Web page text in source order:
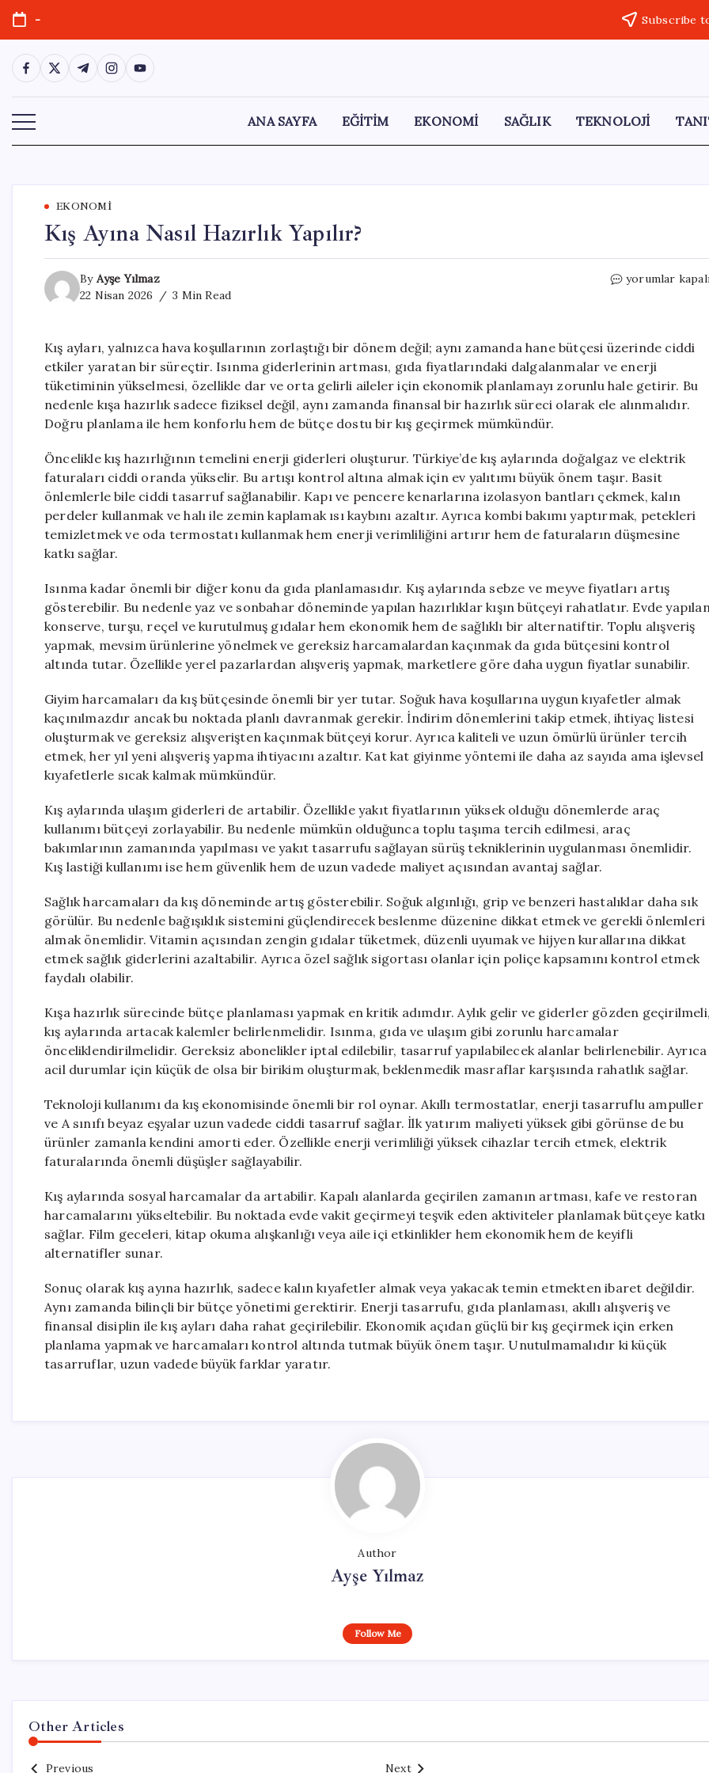
Skip
content
- Subscribe
https://www.facebook.com/
https://twitter.com/
https://t.me/
https://www.instagram.com/
https://youtube.com/
ANA SAYFA EĞİTİM EKONOMİ SAĞLIK TEKNOLOJİ
EKONOMI
Kış Ayına Nasıl Hazırlık Yapılır?
By Ayşe Yılmaz
22 Nisan 2026
3 Min Read
Kış
Yapılır?
yorumlar
Kış ayları, yalnızca hava koşullarının zorlaştığı bir dönem değil; aynı zamanda hane bütçesi üzerinde ciddi
etkiler yaratan bir süreçtir. Isınma giderlerinin artması, gıda fiyatlarındaki dalgalanmalar ve enerji
tüketiminin yükselmesi, özellikle dar ve orta gelirli aileler için ekonomik planlamayı zorunlu hale getirir. Bu
nedenle kışa hazırlık sadece fiziksel değil, aynı zamanda finansal bir hazırlık süreci olarak ele alınmalıdır.
Doğru planlama ile hem konforlu hem de bütçe dostu bir kış geçirmek mümkündür.
Öncelikle kış hazırlığının temelini enerji giderleri oluşturur. Türkiye’de kış aylarında doğalgaz ve elektrik
faturaları ciddi oranda yükselir. Bu artışı kontrol altına almak için ev yalıtımı büyük önem taşır. Basit
önlemlerle bile ciddi tasarruf sağlanabilir. Kapı ve pencere kenarlarına izolasyon bantları çekmek, kalın
perdeler kullanmak ve halı ile zemin kaplamak ısı kaybını azaltır. Ayrıca kombi bakımı yaptırmak, petekleri
temizletmek ve oda termostatı kullanmak hem enerji verimliliğini artırır hem de faturaların düşmesine
katkı sağlar.
Isınma kadar önemli bir diğer konu da gıda planlamasıdır. Kış aylarında sebze ve meyve fiyatları artış
gösterebilir. Bu nedenle yaz ve sonbahar döneminde yapılan hazırlıklar kışın bütçeyi rahatlatır. Evde
konserve, turşu, reçel ve kurutulmuş gıdalar hem ekonomik hem de sağlıklı bir alternatiftir. Toplu alışveriş
yapmak, mevsim ürünlerine yönelmek ve gereksiz harcamalardan kaçınmak da gıda bütçesini kontrol
altında tutar. Özellikle yerel pazarlardan alışveriş yapmak, marketlere göre daha uygun fiyatlar sunabilir.
Giyim harcamaları da kış bütçesinde önemli bir yer tutar. Soğuk hava koşullarına uygun kıyafetler almak
kaçınılmazdır ancak bu noktada planlı davranmak gerekir. İndirim dönemlerini takip etmek, ihtiyaç listesi
oluşturmak ve gereksiz alışverişten kaçınmak bütçeyi korur. Ayrıca kaliteli ve uzun ömürlü ürünler tercih
etmek, her yıl yeni alışveriş yapma ihtiyacını azaltır. Kat kat giyinme yöntemi ile daha az sayıda ama işlevsel
kıyafetlerle sıcak kalmak mümkündür.
Kış aylarında ulaşım giderleri de artabilir. Özellikle yakıt fiyatlarının yüksek olduğu dönemlerde araç
kullanımı bütçeyi zorlayabilir. Bu nedenle mümkün olduğunca toplu taşıma tercih edilmesi, araç
bakımlarının zamanında yapılması ve yakıt tasarrufu sağlayan sürüş tekniklerinin uygulanması önemlidir.
Kış lastiği kullanımı ise hem güvenlik hem de uzun vadede maliyet açısından avantaj sağlar.
Sağlık harcamaları da kış döneminde artış gösterebilir. Soğuk algınlığı, grip ve benzeri hastalıklar daha sık
görülür. Bu nedenle bağışıklık sistemini güçlendirecek beslenme düzenine dikkat etmek ve gerekli önlemleri
almak önemlidir. Vitamin açısından zengin gıdalar tüketmek, düzenli uyumak ve hijyen kurallarına dikkat
etmek sağlık giderlerini azaltabilir. Ayrıca özel sağlık sigortası olanlar için poliçe kapsamını kontrol etmek
faydalı olabilir.
Kışa hazırlık sürecinde bütçe planlaması yapmak en kritik adımdır. Aylık gelir ve giderler gözden geçirilmeli,
kış aylarında artacak kalemler belirlenmelidir. Isınma, gıda ve ulaşım gibi zorunlu harcamalar
önceliklendirilmelidir. Gereksiz abonelikler iptal edilebilir, tasarruf yapılabilecek alanlar belirlenebilir. Ayrıca
acil durumlar için küçük de olsa bir birikim oluşturmak, beklenmedik masraflar karşısında rahatlık sağlar.
Teknoloji kullanımı da kış ekonomisinde önemli bir rol oynar. Akıllı termostatlar, enerji tasarruflu ampuller
ve A sınıfı beyaz eşyalar uzun vadede ciddi tasarruf sağlar. İlk yatırım maliyeti yüksek gibi görünse de bu
ürünler zamanla kendini amorti eder. Özellikle enerji verimliliği yüksek cihazlar tercih etmek, elektrik
faturalarında önemli düşüşler sağlayabilir.
Kış aylarında sosyal harcamalar da artabilir. Kapalı alanlarda geçirilen zamanın artması, kafe ve restoran
harcamalarını yükseltebilir. Bu noktada evde vakit geçirmeyi teşvik eden aktiviteler planlamak bütçeye katkı
sağlar. Film geceleri, kitap okuma alışkanlığı veya aile içi etkinlikler hem ekonomik hem de keyifli
alternatifler sunar.
Sonuç olarak kış ayına hazırlık, sadece kalın kıyafetler almak veya yakacak temin etmekten ibaret değildir.
Aynı zamanda bilinçli bir bütçe yönetimi gerektirir. Enerji tasarrufu, gıda planlaması, akıllı alışveriş ve
finansal disiplin ile kış ayları daha rahat geçirilebilir. Ekonomik açıdan güçlü bir kış geçirmek için erken
planlama yapmak ve harcamaları kontrol altında tutmak büyük önem taşır. Unutulmamalıdır ki küçük
tasarruflar, uzun vadede büyük farklar yaratır.
Author
Ayşe Yılmaz
Follow Me
Other Articles
Previous Next